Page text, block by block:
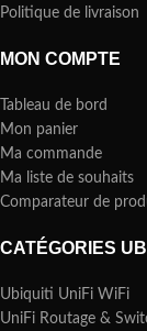
Politique de livraison
MON COMPTE
Tableau de bord
Mon panier
Ma commande
Ma liste de souhaits
Comparateur de
CATÉGORIES
Ubiquiti UniFi WiFi
UniFi Routage &